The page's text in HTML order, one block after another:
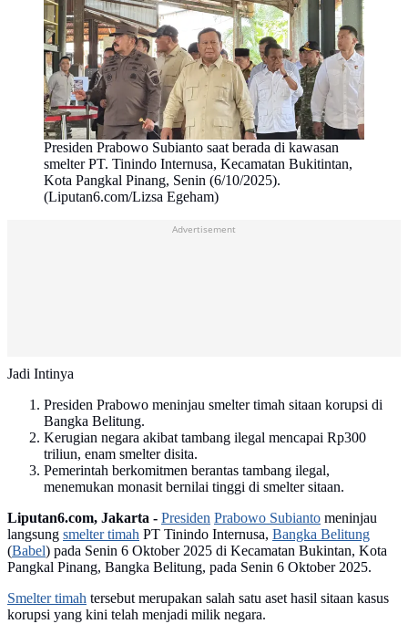
Presiden Prabowo Subianto saat berada di kawasan
smelter PT. Tinindo Internusa, Kecamatan Bukitintan,
Kota Pangkal Pinang, Senin (6/10/2025).
(Liputan6.com/Lizsa Egeham)
Jadi Intinya
Presiden Prabowo meninjau smelter timah sitaan korupsi di
Bangka Belitung.
Kerugian negara akibat tambang ilegal mencapai Rp300
triliun, enam smelter disita.
Pemerintah berkomitmen berantas tambang ilegal,
menemukan monasit bernilai tinggi di smelter sitaan.
Liputan6.com, Jakarta - Presiden Prabowo Subianto meninjau
langsung smelter timah PT Tinindo Internusa, Bangka Belitung
(Babel) pada Senin 6 Oktober 2025 di Kecamatan Bukintan, Kota
Pangkal Pinang, Bangka Belitung, pada Senin 6 Oktober 2025.
Smelter timah tersebut merupakan salah satu aset hasil sitaan kasus
korupsi yang kini telah menjadi milik negara.